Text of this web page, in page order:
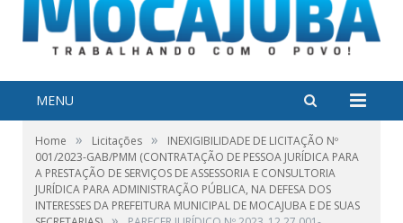
MENU
Home » Licitações »
INEXIGIBILIDADE DE LICITAÇÃO Nº
001/2023-GAB/PMM (CONTRATAÇÃO DE PESSOA JURÍDICA PARA
A PRESTAÇÃO DE SERVIÇOS DE ASSESSORIA E CONSULTORIA
JURÍDICA PARA ADMINISTRAÇÃO PÚBLICA, NA DEFESA DOS
INTERESSES DA PREFEITURA MUNICIPAL DE MOCAJUBA E DE SUAS